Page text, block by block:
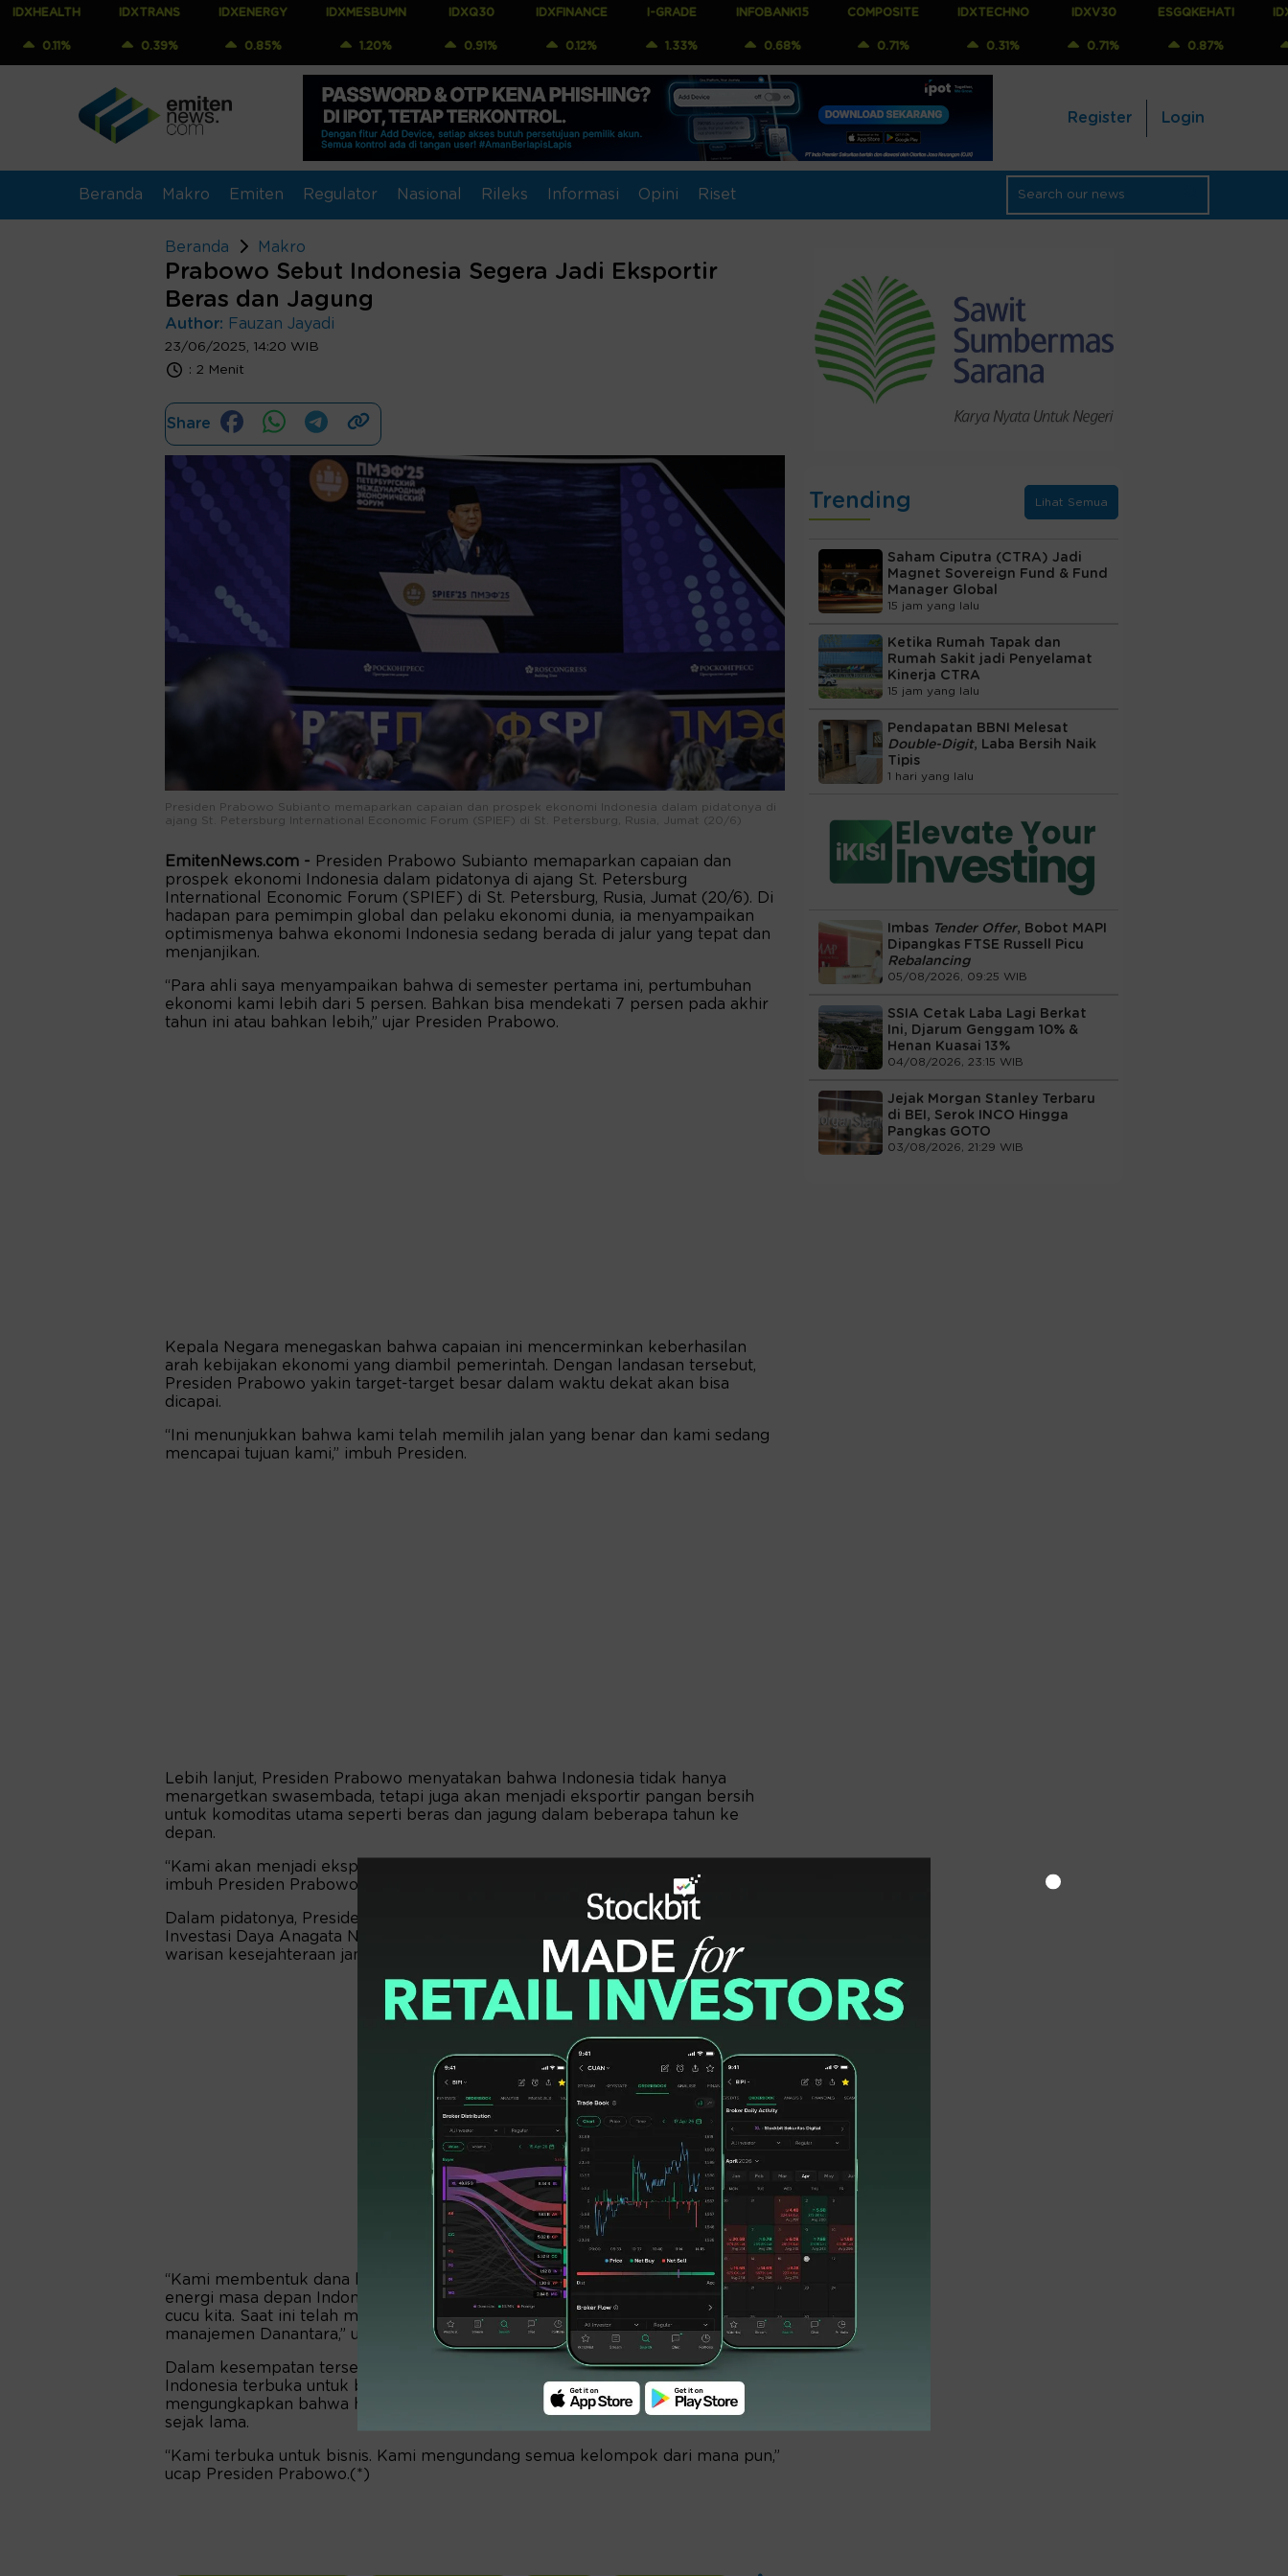
IDXTRANS
0.39%
IDXENERGY
0.85%
IDXMESBUMN IDXQ30
0.91%
IDXFINANCE
0.12%
I-GRADE
1.33%
INFOBANK15
0.68%
COMPOSITE
0.71%
IDXTECHNO
0.31%
IDXV30
0.71%
ESGQKEHATI
0.87%
IDXNONCYC
0.88%
Register Login
Beranda Makro Emiten Regulator Nasional Rileks Informasi Opini Riset
Beranda Makro
Prabowo Sebut Indonesia Segera Jadi Eksportir
Beras dan Jagung
Author: Fauzan Jayadi
23/06/2025, 14:20 WIB
: 2 Menit
Share
Presiden Prabowo Subianto memaparkan capaian dan prospek ekonomi Indonesia dalam pidatonya di
ajang St. Petersburg International Economic Forum (SPIEF) di St. Petersburg, Rusia, Jumat (20/6)
EmitenNews.com - Presiden Prabowo Subianto memaparkan capaian dan
prospek ekonomi Indonesia dalam pidatonya di ajang St. Petersburg
International Economic Forum (SPIEF) di St. Petersburg, Rusia, Jumat (20/6). Di
hadapan para pemimpin global dan pelaku ekonomi dunia, ia menyampaikan
optimismenya bahwa ekonomi Indonesia sedang berada di jalur yang tepat dan
menjanjikan.
“Para ahli saya menyampaikan bahwa di semester pertama ini, pertumbuhan
ekonomi kami lebih dari 5 persen. Bahkan bisa mendekati 7 persen pada akhir
tahun ini atau bahkan lebih,” ujar Presiden Prabowo.
Kepala Negara menegaskan bahwa capaian ini mencerminkan keberhasilan
arah kebijakan ekonomi yang diambil pemerintah. Dengan landasan tersebut,
Presiden Prabowo yakin target-target besar dalam waktu dekat akan bisa
dicapai.
“Ini menunjukkan bahwa kami telah memilih jalan yang benar dan kami sedang
mencapai tujuan kami,” imbuh Presiden.
Lebih lanjut, Presiden Prabowo menyatakan bahwa Indonesia tidak hanya
menargetkan swasembada, tetapi juga akan menjadi eksportir pangan bersih
untuk komoditas utama seperti beras dan jagung dalam beberapa tahun ke
depan.
“Kami akan menjadi eksportir bersih beras dan jagung dalam beberapa tahun,”
imbuh Presiden Prabowo.
Dalam pidatonya, Presiden Prabowo juga memperkenalkan Badan Pengelola
Investasi Daya Anagata Nusantara (BPI Danantara). Badan ini dibentuk sebagai
warisan kesejahteraan jangka panjang bagi generasi mendatang.
“Kami membentuk dana kekayaan negara yang kami sebut Danantara, artinya
energi masa depan Indonesia. Dana ini untuk melindungi kekayaan anak dan
cucu kita. Saat ini telah memiliki aset senilai USD1.000 miliar di bawah
manajemen Danantara,” ungkap Presiden Prabowo.
Dalam kesempatan tersebut, Presiden Prabowo menyampaikan bahwa
Indonesia terbuka untuk bisnis dengan siapa pun. Kepala Negara juga
mengungkapkan bahwa hubungan baik dengan korporasi Rusia telah terjalin
sejak lama.
“Kami terbuka untuk bisnis. Kami mengundang semua kelompok dari mana pun,”
ucap Presiden Prabowo.(*)
Trending Lihat Semua
Saham Ciputra (CTRA) Jadi
Magnet Sovereign Fund & Fund
Manager Global
15 jam yang lalu
Ketika Rumah Tapak dan
Rumah Sakit jadi Penyelamat
Kinerja CTRA
15 jam yang lalu
Pendapatan BBNI Melesat
Double-Digit, Laba Bersih Naik
Tipis
1 hari yang lalu
Imbas Tender Offer, Bobot MAPI
Dipangkas FTSE Russell Picu
Rebalancing
05/08/2026, 09:25 WIB
SSIA Cetak Laba Lagi Berkat
Ini, Djarum Genggam 10% &
Henan Kuasai 13%
04/08/2026, 23:15 WIB
Jejak Morgan Stanley Terbaru
di BEI, Serok INCO Hingga
Pangkas GOTO
03/08/2026, 21:29 WIB